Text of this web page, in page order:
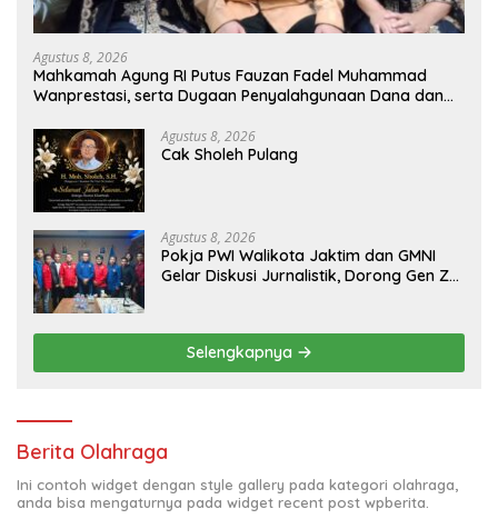
Agustus 8, 2026
Mahkamah Agung RI Putus Fauzan Fadel Muhammad
Wanprestasi, serta Dugaan Penyalahgunaan Dana dan
Agustus 8, 2026
Cak Sholeh Pulang
Agustus 8, 2026
Pokja PWI Walikota Jaktim dan GMNI
Gelar Diskusi Jurnalistik, Dorong Gen Z
Selengkapnya
Berita Olahraga
Ini contoh widget dengan style gallery pada kategori olahraga,
anda bisa mengaturnya pada widget recent post wpberita.